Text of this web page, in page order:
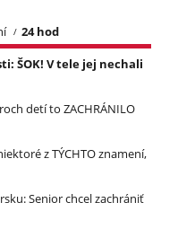
24 hod
ŠOK! V tele jej nechali
detí to ZACHRÁNILO
z TÝCHTO znamení,
Senior chcel zachrániť